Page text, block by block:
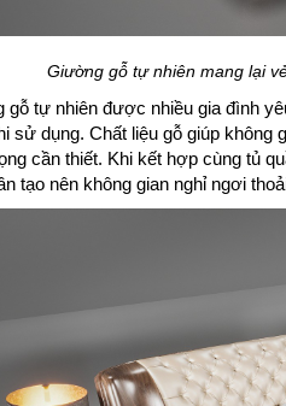
Giường gỗ tự nhiên mang lại
gỗ tự nhiên được nhiều gia đình
sử dụng. Chất liệu gỗ giúp
cần thiết. Khi kết hợp cùng tủ
tạo nên không gian nghỉ ngơi